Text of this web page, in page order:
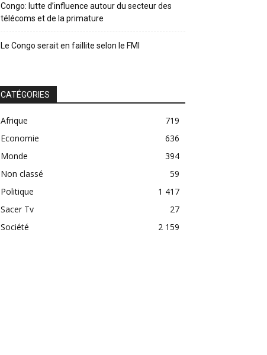
Congo: lutte d’influence autour du secteur des
télécoms et de la primature
Le Congo serait en faillite selon le FMI
CATÉGORIES
Afrique
719
Economie
636
Monde
394
Non classé
59
Politique
1 417
Sacer Tv
27
Société
2 159